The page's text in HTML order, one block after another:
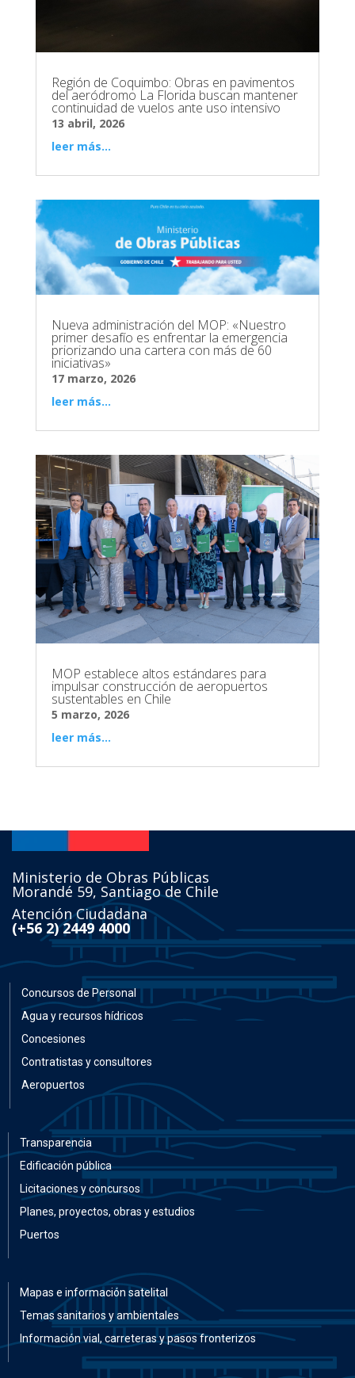
Región de Coquimbo: Obras en pavimentos
del aeródromo La Florida buscan mantener
continuidad de vuelos ante uso intensivo
13 abril, 2026
leer más...
Nueva administración del MOP: «Nuestro
primer desafío es enfrentar la emergencia
priorizando una cartera con más de 60
iniciativas»
17 marzo, 2026
leer más...
MOP establece altos estándares para
impulsar construcción de aeropuertos
sustentables en Chile
5 marzo, 2026
leer más...
Ministerio de Obras Públicas
Morandé 59, Santiago de Chile
Atención Ciudadana
(+56 2) 2449 4000
Concursos de Personal
Agua y recursos hídricos
Concesiones
Contratistas y consultores
Aeropuertos
Transparencia
Edificación pública
Licitaciones y concursos
Planes, proyectos, obras y estudios
Puertos
Mapas e información satelital
Temas sanitarios y ambientales
Información vial, carreteras y pasos fronterizos